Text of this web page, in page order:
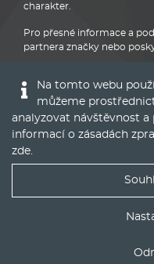
charakter.
Pro přesné informace a
partnera značky nebo
Runs on
Na tomto webu
můžeme
analyzovat návštěvnost
informací o zásadách
zde.